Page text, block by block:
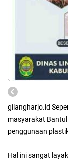
gilangharjo.id
masyarakat
penggunaan
Hal ini sangat